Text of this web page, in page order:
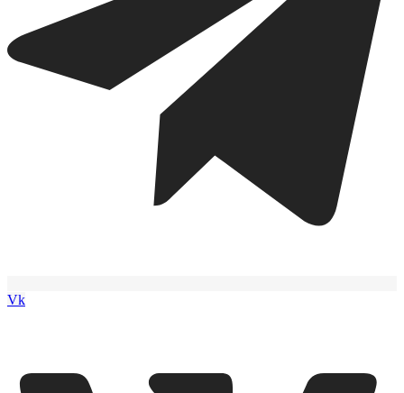
Vk